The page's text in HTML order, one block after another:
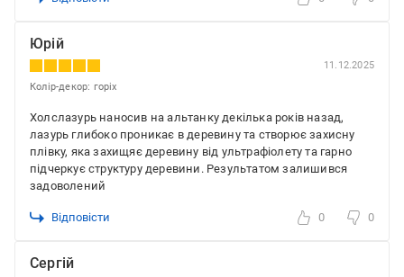
Юрій
11.12.2025
Колір-декор: горіх
Холслазурь наносив на альтанку декілька років назад,
лазурь глибоко проникає в деревину та створює захисну
плівку, яка захищяє деревину від ультрафіолету та гарно
підчеркує структуру деревини. Результатом залишився
задоволений
Відповісти 0 0
Сергій